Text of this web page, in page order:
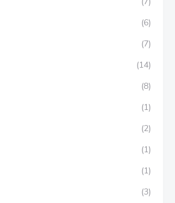
(6)
(7)
(14)
(8)
(1)
(2)
(1)
(1)
(3)